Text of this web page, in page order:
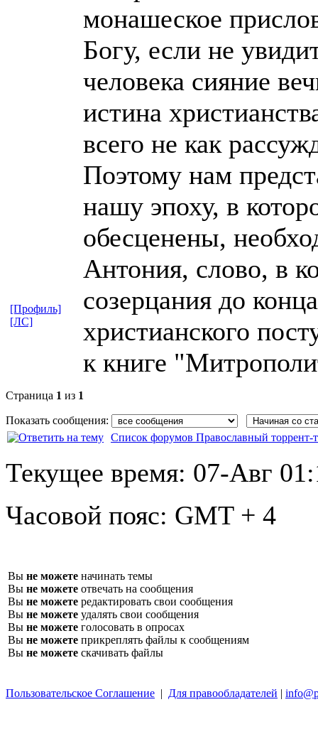
монашеское
Богу, если не
человека сияние
истина
всего не как
Поэтому нам
нашу эпоху, в
обесценены,
Антония, слово, в
созерцания до
христианского
к книге
[Профиль]
[ЛС]
Страница 1 из 1
Показать сообщения:
Список форумов Православный торрент-
Текущее время: 07-Авг
Часовой пояс: GMT + 4
Вы не можете начинать темы
Вы не можете отвечать на сообщения
Вы не можете редактировать свои сообщения
Вы не можете удалять свои сообщения
Вы не можете голосовать в опросах
Вы не можете прикреплять файлы к сообщениям
Вы не можете скачивать файлы
Пользовательское Соглашение | Для правообладателей |